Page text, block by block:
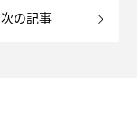
次の記事